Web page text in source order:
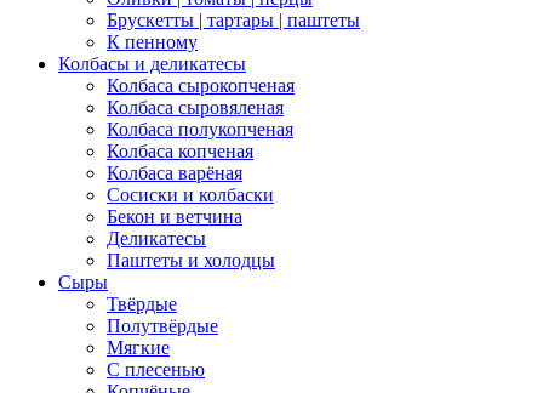
Брускетты | тартары | паштеты
К пенному
Колбасы и деликатесы
Колбаса сырокопченая
Колбаса сыровяленая
Колбаса полукопченая
Колбаса копченая
Колбаса варёная
Сосиски и колбаски
Бекон и ветчина
Деликатесы
Паштеты и холодцы
Сыры
Твёрдые
Полутвёрдые
Мягкие
С плесенью